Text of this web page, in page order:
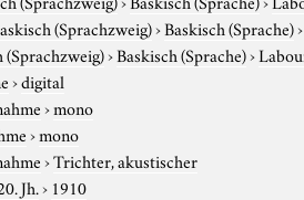
(Sprachzweig)›Baskisch (Sprache)
(Sprachzweig)›Baskisch (Sprache)›
›digital
›mono
›mono
›Trichter, akustischer
Jh.› 1910